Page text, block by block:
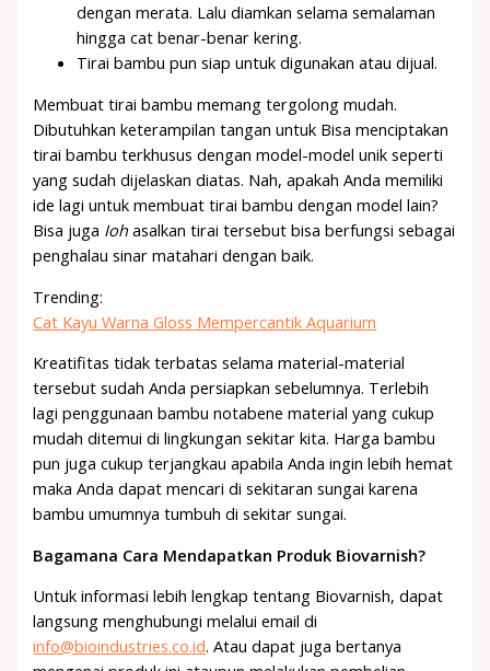
dengan merata. Lalu diamkan selama semalaman
hingga cat benar-benar kering.
Tirai bambu pun siap untuk digunakan atau dijual.
Membuat tirai bambu memang tergolong mudah.
Dibutuhkan keterampilan tangan untuk Bisa menciptakan
tirai bambu terkhusus dengan model-model unik seperti
yang sudah dijelaskan diatas. Nah, apakah Anda memiliki
ide lagi untuk membuat tirai bambu dengan model lain?
Bisa juga Iohasalkan tirai tersebut bisa berfungsi sebagai
penghalau sinar matahari dengan baik.
Trending:
Cat Kayu Warna Gloss Mempercantik Aquarium
Kreatifitas tidak terbatas selama material-material
tersebut sudah Anda persiapkan sebelumnya. Terlebih
lagi penggunaan bambu notabene material yang cukup
mudah ditemui di lingkungan sekitar kita. Harga bambu
pun juga cukup terjangkau apabila Anda ingin lebih hemat
maka Anda dapat mencari di sekitaran sungai karena
bambu umumnya tumbuh di sekitar sungai.
Bagamana Cara Mendapatkan Produk Biovarnish?
Untuk informasi lebih lengkap tentang Biovarnish, dapat
langsung menghubungi melalui email di
info@bioindustries.co.id. Atau dapat juga bertanya